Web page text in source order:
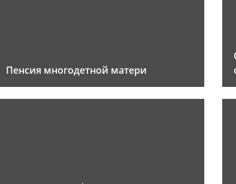
Пенсия многодетной матери